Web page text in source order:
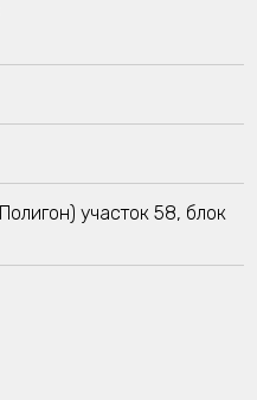
участок 58, блок